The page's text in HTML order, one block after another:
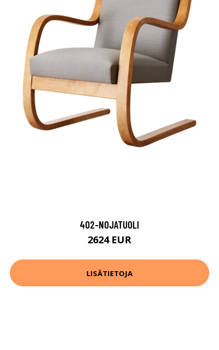
402-NOJATUOLI
2624 EUR
LISÄTIETOJA